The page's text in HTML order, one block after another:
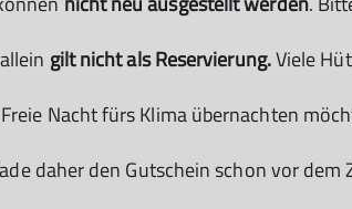
gilt nicht als Reservierung.Viele
Nacht fürs Klima übernachten
daher den Gutschein schon vor dem